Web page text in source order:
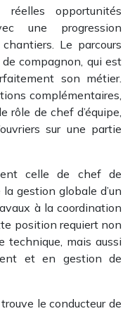
opportunités
une progression
Le parcours
compagnon, qui est
son métier.
complémentaires,
rôle de chef d’équipe,
sur une partie
celle de chef de
gestion globale d’un
à la coordination
position requiert non
technique, mais aussi
et en gestion de
le conducteur de